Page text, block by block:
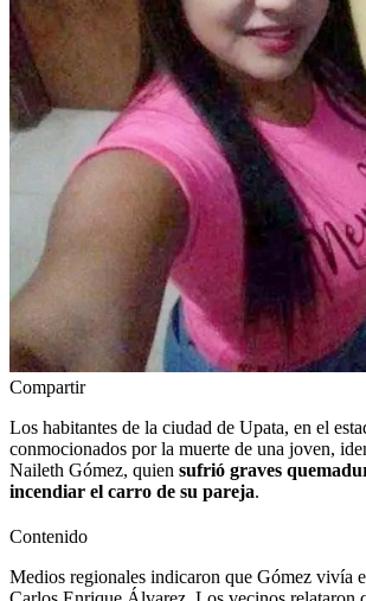
Compartir
Los habitantes de la ciudad de Upata, en el
conmocionados por la muerte de una joven,
Naileth Gómez, quien sufrió graves
incendiar el carro de su pareja.
Contenido
Medios regionales indicaron que Gómez vivía